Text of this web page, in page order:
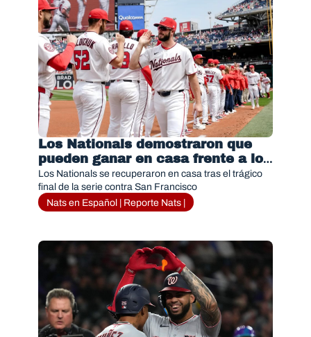
Los Nationals demostraron que
pueden ganar en casa frente a los
Mariners
Los Nationals se recuperaron en casa tras el trágico
final de la serie contra San Francisco
Nats en Español | Reporte Nats |